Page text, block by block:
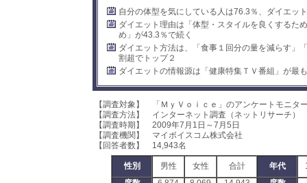
自分の体型を気にしている人は76.3％、ダイエッ
ダイエット理由は「体型・スタイルを良くするた
め」が43.3％で続く
ダイエット方法は、「食事１回分の量を減らす」
割超でトップ２
ダイエットの情報源は「健康特集ＴＶ番組」が最
【調査対象】 「ＭｙＶｏｉｃｅ」のアンケートモニタ
【調査方法】 インターネット調査（ネットリサーチ）
【調査時期】 2009年7月1日～7月5日
【調査機関】 マイボイスコム株式会社
【回答者数】 14,943名
性別 男性 女性 合計 年代